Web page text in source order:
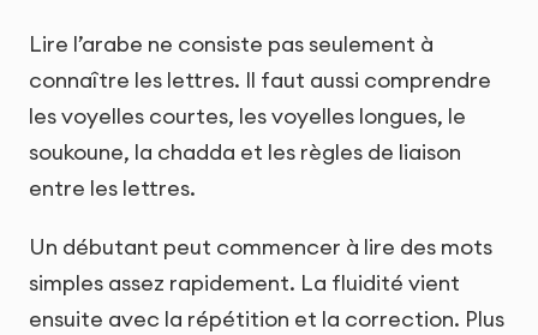
Lire l’arabe ne consiste pas seulement à
connaître les lettres. Il faut aussi comprendre
les voyelles courtes, les voyelles longues, le
soukoune, la chadda et les règles de liaison
entre les lettres.
Un débutant peut commencer à lire des mots
simples assez rapidement. La fluidité vient
ensuite avec la répétition et la correction. Plus